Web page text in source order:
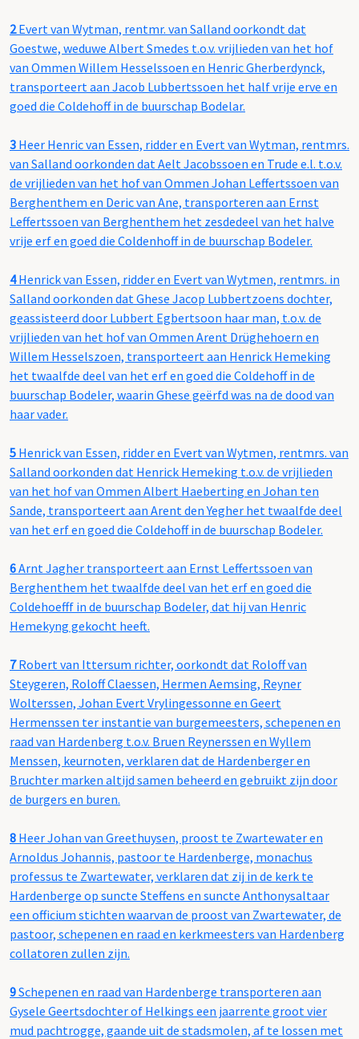
2Evert van Wytman, rentmr. van Salland oorkondt dat
Goestwe, weduwe Albert Smedes t.o.v. vrijlieden van het hof
van Ommen Willem Hesselssoen en Henric Gherberdynck,
transporteert aan Jacob Lubbertssoen het half vrije erve en
goed die Coldehoff in de buurschap Bodelar.
3 Heer Henric van Essen, ridder en Evert van Wytman, rentmrs.
van Salland oorkonden dat Aelt Jacobssoen en Trude e.l. t.o.v.
de vrijlieden van het hof van Ommen Johan Leffertssoen van
Berghenthem en Deric van Ane, transporteren aan Ernst
Leffertssoen van Berghenthem het zesdedeel van het halve
vrije erf en goed die Coldenhoff in de buurschap Bodeler.
4Henrick van Essen, ridder en Evert van Wytmen, rentmrs. in
Salland oorkonden dat Ghese Jacop Lubbertzoens dochter,
geassisteerd door Lubbert Egbertsoon haar man, t.o.v. de
vrijlieden van het hof van Ommen Arent Drüghehoern en
Willem Hesselszoen, transporteert aan Henrick Hemeking
het twaalfde deel van het erf en goed die Coldehoff in de
buurschap Bodeler, waarin Ghese geërfd was na de dood van
haar vader.
5 Henrick van Essen, ridder en Evert van Wytmen, rentmrs. van
Salland oorkonden dat Henrick Hemeking t.o.v. de vrijlieden
van het hof van Ommen Albert Haeberting en Johan ten
Sande, transporteert aan Arent den Yegher het twaalfde deel
van het erf en goed die Coldehoff in de buurschap Bodeler.
6Arnt Jagher transporteert aan Ernst Leffertssoen van
Berghenthem het twaalfde deel van het erf en goed die
Coldehoefff in de buurschap Bodeler, dat hij van Henric
Hemekyng gekocht heeft.
7Robert van Ittersum richter, oorkondt dat Roloff van
Steygeren, Roloff Claessen, Hermen Aemsing, Reyner
Wolterssen, Johan Evert Vrylingessonne en Geert
Hermenssen ter instantie van burgemeesters, schepenen en
raad van Hardenberg t.o.v. Bruen Reynerssen en Wyllem
Menssen, keurnoten, verklaren dat de Hardenberger en
Bruchter marken altijd samen beheerd en gebruikt zijn door
de burgers en buren.
8 Heer Johan van Greethuysen, proost te Zwartewater en
Arnoldus Johannis, pastoor te Hardenberge, monachus
professus te Zwartewater, verklaren dat zij in de kerk te
Hardenberge op suncte Steffens en suncte Anthonysaltaar
een officium stichten waarvan de proost van Zwartewater, de
pastoor, schepenen en raad en kerkmeesters van Hardenberg
collatoren zullen zijn.
9Schepenen en raad van Hardenberge transporteren aan
Gysele Geertsdochter of Helkings een jaarrente groot vier
mud pachtrogge, gaande uit de stadsmolen, af te lossen met